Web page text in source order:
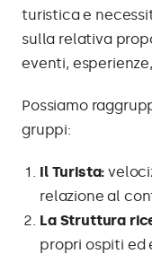
turistica e
sulla relativa
eventi,
Possiamo
gruppi:
Il Turista:
relazione al
La Struttura
propri ospiti ed